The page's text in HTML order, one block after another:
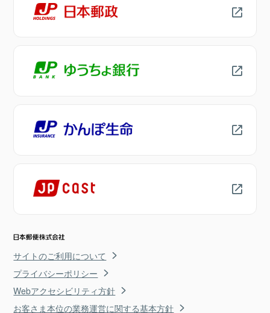
サイトのご利用について
プライバシーポリシー
Webアクセシビリティ方針
お客さま本位の業務運営に関する基本方針